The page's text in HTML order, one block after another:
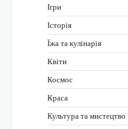
Ігри
Історія
Їжа та кулінарія
Квіти
Космос
Краса
Культура та мистецтво